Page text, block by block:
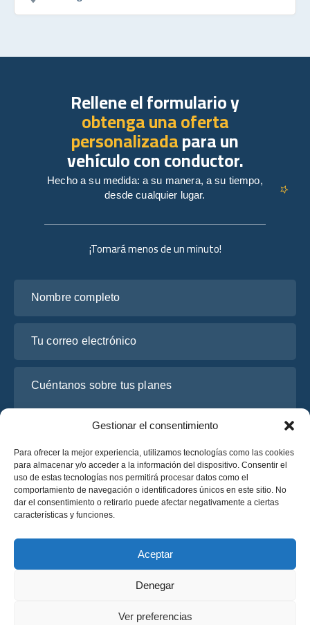
Gestionar el consentimiento
Para ofrecer la mejor experiencia, utilizamos tecnologías como las cookies
para almacenar y/o acceder a la información del dispositivo. Consentir el
uso de estas tecnologías nos permitirá procesar datos como el
comportamiento de navegación o identificadores únicos en este sitio. No
dar el consentimiento o retirarlo puede afectar negativamente a ciertas
características y funciones.
Aceptar
Denegar
Ver preferencias
¡Tomará menos de un minuto!
He leído y acepto la
Solicite un presupuesto
Solicite un presupuesto
Rellene el formulario y
obtenga una oferta
personalizadapara un
vehículo con conductor.
Hecho a su medida: a su manera, a su tiempo,
desde cualquier lugar.